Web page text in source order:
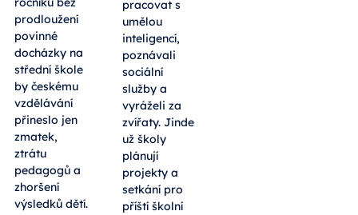
prodloužení
povinné
docházky na
střední škole
by českému
vzdělávání
přineslo jen
zmatek,
ztrátu
pedagogů a
zhoršení
výsledků dětí.
pracovat s
umělou
inteligencí,
poznávali
sociální
služby a
vyráželi za
zvířaty. Jinde
už školy
plánují
projekty a
setkání pro
příští školní